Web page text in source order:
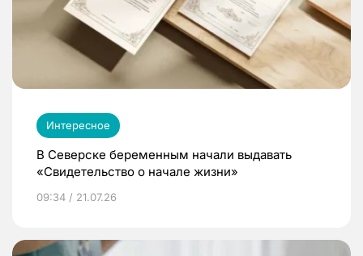
Интересное
В Северске беременным начали выдавать
«Свидетельство о начале жизни»
09:34 / 21.07.26